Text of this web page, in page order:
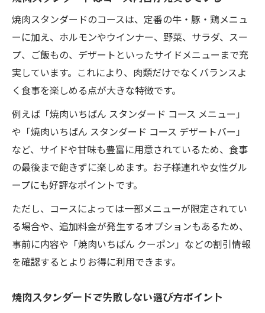
焼肉スタンダードのコースは、定番の牛・豚・鶏メニュ
ーに加え、ホルモンやウインナー、野菜、サラダ、スー
プ、ご飯もの、デザートといったサイドメニューまで充
実しています。これにより、肉類だけでなくバランスよ
く食事を楽しめる点が大きな特徴です。
例えば「焼肉いちばん スタンダード コース メニュー」
や「焼肉いちばん スタンダード コース デザートバー」
など、サイドや甘味も豊富に用意されているため、食事
の最後まで飽きずに楽しめます。お子様連れや女性グル
ープにも好評なポイントです。
ただし、コースによっては一部メニューが限定されてい
る場合や、追加料金が発生するオプションもあるため、
事前に内容や「焼肉いちばん クーポン」などの割引情報
を確認するとよりお得に利用できます。
焼肉スタンダードで失敗しない選び方ポイント